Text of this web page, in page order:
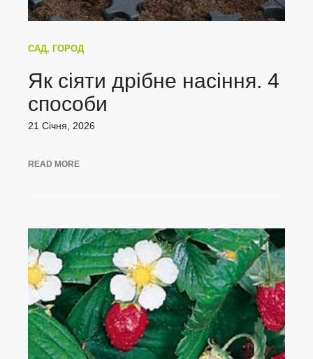
САД, ГОРОД
Як сіяти дрібне насіння. 4
способи
21 Січня, 2026
READ MORE